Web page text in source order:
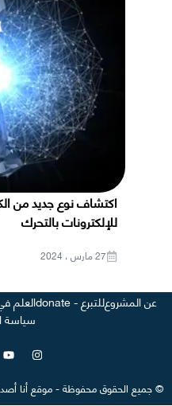
اكتشاف نوع جديد من
للإلكترونات بالتحرك
27 مارس ، 2024
عن المشروعللتبرع - donate العلم
سياسة
©جميع الحقوق محفوظة-موقعأنا